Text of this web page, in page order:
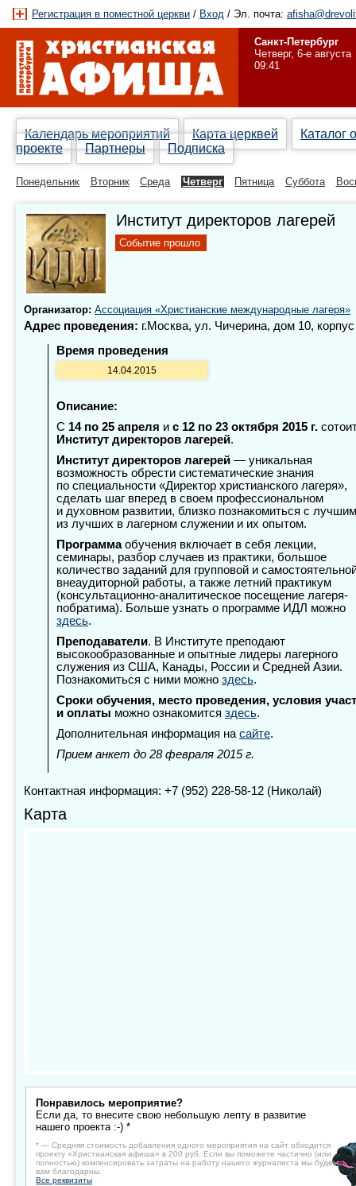
Регистрация в поместной церкви / Вход / Эл. почта:
Санкт-Петербург
Четверг, 6-е августа
09:41
Календарь мероприятий Карта церквей
Каталог
проекте
Партнеры Подписка
Понедельник Вторник Среда Четверг Пятница Суббота
Институт директоров лагерей
Событие прошло
Организатор: Ассоциация «Христианские международные лагеря»
Адрес проведения: г.Москва, ул. Чичерина, дом 10,
Время проведения
14.04.2015
Описание:
С 14 по 25 апреля и с 12 по 23 октября 2015 г.
Институт директоров лагерей.
Институт директоров лагерей — уникальная
возможность обрести систематические знания
по специальности «Директор христианского лагеря»,
сделать шаг вперед в своем профессиональном
и духовном развитии, близко познакомиться с
из лучших в лагерном служении и их опытом.
Программаобучения включает в себя лекции,
семинары, разбор случаев из практики, большое
количество заданий для групповой и
внеаудиторной работы, а также летний практикум
(консультационно-аналитическое посещение лагеря-
побратима). Больше узнать о программе ИДЛ можно
здесь.
Преподаватели. В Институте преподают
высокообразованные и опытные лидеры лагерного
служения из США, Канады, России и Средней Азии.
Познакомиться с ними можно здесь.
Сроки обучения, место проведения, условия
и оплаты можно ознакомится здесь.
Дополнительная информация на сайте.
Прием анкет до 28 февраля 2015 г.
Контактная информация: +7 (952) 228-58-12 (Николай)
Карта
Понравилось мероприятие?
Если да, то внесите свою небольшую лепту в развитие
нашего проекта :-) *
* — Средняя стоимость добавления одного мероприятия на сайт обходится
проекту «Христианская афиша» в 200 руб. Если вы поможете частично (или
полностью) компенсировать затраты на работу нашего журналиста мы будем
вам благодарны.
Все реквизиты